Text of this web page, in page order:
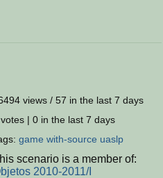
views / 57 in the last 7 days
| 0 in the last 7 days
game with-source uaslp
scenario is a member of:
2010-2011/I